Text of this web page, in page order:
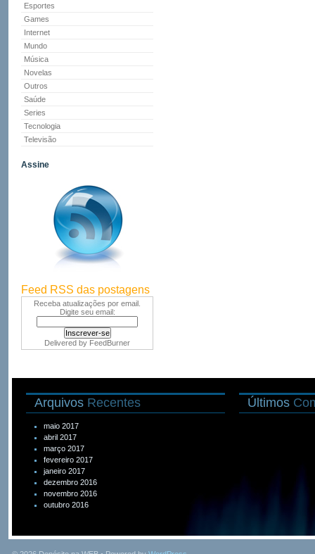
Esportes
Games
Internet
Mundo
Música
Novelas
Outros
Saúde
Series
Tecnologia
Televisão
Assine
Feed RSS das postagens
Receba atualizações por email.
Digite seu email:
Delivered by FeedBurner
Arquivos Recentes
maio 2017
abril 2017
março 2017
fevereiro 2017
janeiro 2017
dezembro 2016
novembro 2016
outubro 2016
Últimos